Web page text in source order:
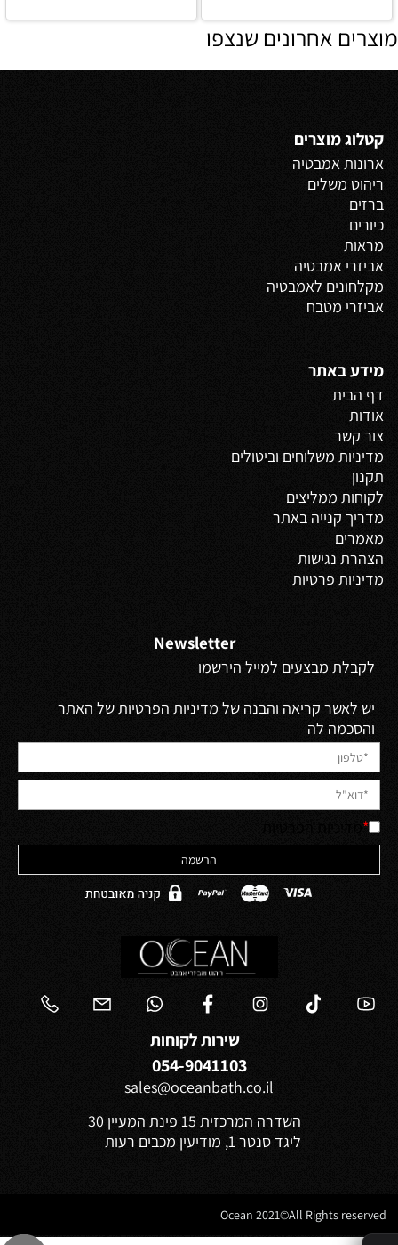
מוצרים אחרונים שנצפו
קטלוג מוצרים
ארונות אמבטיה
ריהוט משלים
ברזים
כיורים
מראות
אביזרי אמבטיה
מקלחונים לאמבטיה
אביזרי מטבח
מידע באתר
דף הבית
אודות
צור קשר
מדיניות משלוחים וביטולים
תקנון
לקוחות ממליצים
מדריך קנייה באתר
מאמרים
הצהרת נגישות
מדיניות פרטיות
Newsletter
לקבלת מבצעים למייל הירשמו
יש לאשר קריאה והבנה של מדיניות הפרטיות של האתר
והסכמה לה
*
שירות לקוחות
054-9041103
sales@oceanbath.co.il
השדרה המרכזית 15 פינת המעיין 30
ליגד סנטר 1, מודיעין מכבים רעות